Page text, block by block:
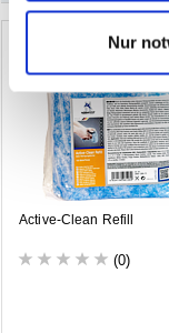
Nur
Active-C lean Refi
(0)